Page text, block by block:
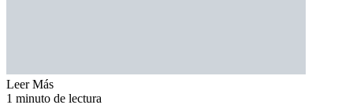
Leer Más
1 minuto de lectura